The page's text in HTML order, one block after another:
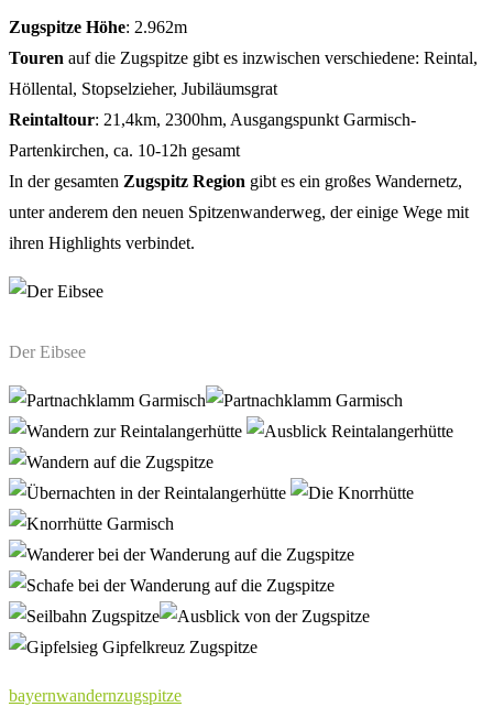
Zugspitze Höhe: 2.962m
Touren auf die Zugspitze gibt es inzwischen verschiedene: Reintal,
Höllental, Stopselzieher, Jubiläumsgrat
Reintaltour: 21,4km, 2300hm, Ausgangspunkt Garmisch-
Partenkirchen, ca. 10-12h gesamt
In der gesamten Zugspitz Region gibt es ein großes Wandernetz,
unter anderem den neuen Spitzenwanderweg, der einige Wege mit
ihren Highlights verbindet.
Der Eibsee
bayernwandernzugspitze